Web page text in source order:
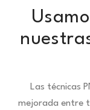
Las técnicas
mejorada entre